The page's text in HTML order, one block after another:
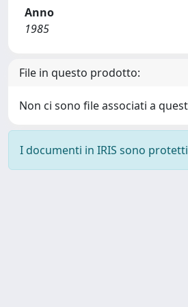
Anno
1985
File in questo prodotto:
Non ci sono file associati a
I documenti in IRIS sono